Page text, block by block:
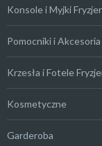
Konsole i Myjki
Pomocniki i
Krzesła i Fotele
Kosmetyczne
Garderoba